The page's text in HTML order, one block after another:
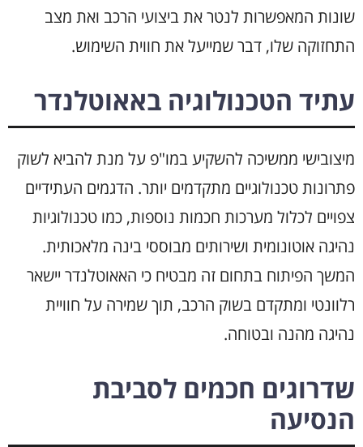
שונות המאפשרות לנטר את ביצועי הרכב ואת מצב
התחזוקה שלו, דבר שמייעל את חווית השימוש.
עתיד הטכנולוגיה באאוטלנדר
מיצובישי ממשיכה להשקיע במו"פ על מנת להביא לשוק
פתרונות טכנולוגיים מתקדמים יותר. הדגמים העתידיים
צפויים לכלול מערכות חכמות נוספות, כמו טכנולוגיות
נהיגה אוטונומית ושירותים מבוססי בינה מלאכותית.
המשך הפיתוח בתחום זה מבטיח כי האאוטלנדר יישאר
רלוונטי ומתקדם בשוק הרכב, תוך שמירה על חוויית
נהיגה מהנה ובטוחה.
שדרוגים חכמים לסביבת
הנסיעה